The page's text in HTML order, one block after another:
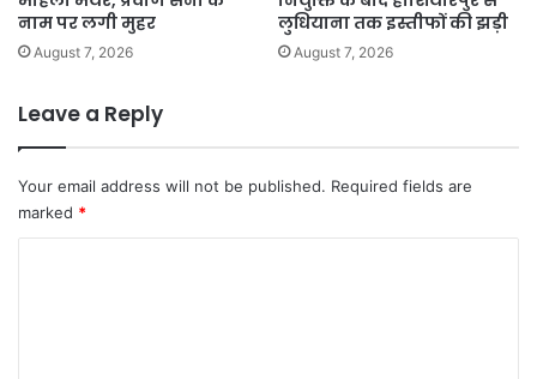
नाम पर लगी मुहर
August 7, 2026
लुधियाना तक इस्तीफों की झड़ी
August 7, 2026
Leave a Reply
Your email address will not be published. Required fields are
marked *